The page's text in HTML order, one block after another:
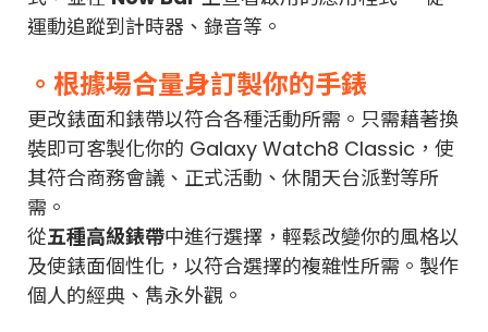
運動追蹤到計時器、錄音等。
。根據場合量身訂製你的手錶
更改錶面和錶帶以符合各種活動所需。只需藉著換
裝即可客製化你的 Galaxy Watch8 Classic，使
其符合商務會議、正式活動、休閒天台派對等所
需。
從五種高級錶帶中進行選擇，輕鬆改變你的風格以
及使錶面個性化，以符合選擇的複雜性所需。製作
個人的經典、雋永外觀。